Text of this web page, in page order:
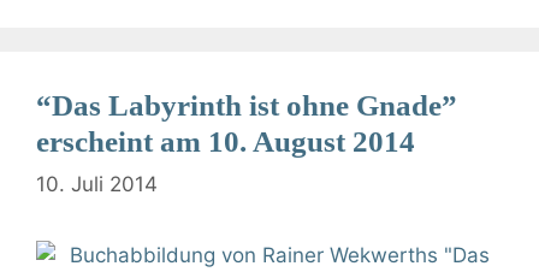
“Das Labyrinth ist ohne Gnade”
erscheint am 10. August 2014
10. Juli 2014